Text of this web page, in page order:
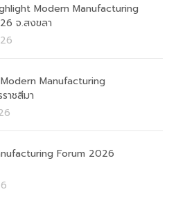
Modern Manufacturing
จ.สงขลา
Manufacturing
าชสีมา
Forum 2026